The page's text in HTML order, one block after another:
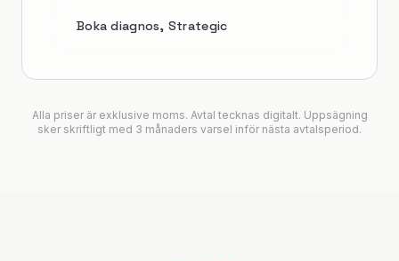
Boka diagnos, Strategic
Alla priser är exklusive moms. Avtal tecknas digitalt. Uppsägning
sker skriftligt med 3 månaders varsel inför nästa avtalsperiod.